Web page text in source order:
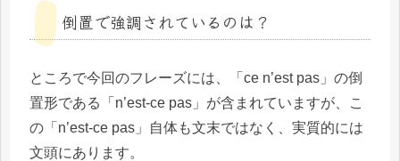
倒置で強調されているのは？
ところで今回のフレーズには、「ce n’est pas」の倒
置形である「n’est-ce pas」が含まれていますが、こ
の「n’est-ce pas」自体も文末ではなく、実質的には
文頭にあります。